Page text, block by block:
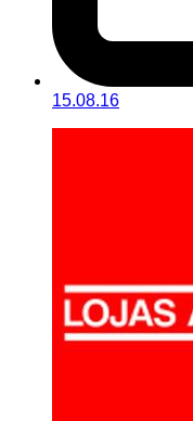
15.08.16